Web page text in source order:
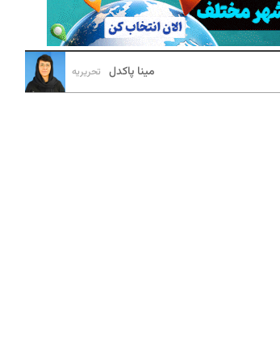
مینا پاکدل تحریریه